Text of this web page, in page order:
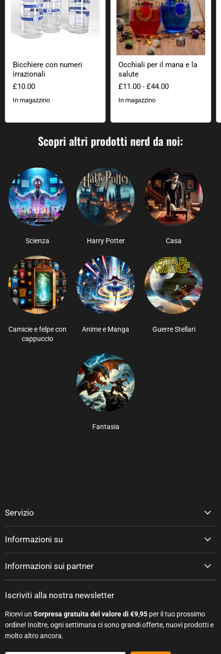
Bicchiere con numeri
irrazionali
£10.00
In magazzino
Occhiali per il mana e la
salute
£11.00 - £44.00
In magazzino
Scopri altri prodotti nerd da noi:
Scienza Harry Potter Casa
Camicie e felpe con
cappuccio
Anime e Manga Guerre Stellari
Fantasia
Servizio
Informazioni su
Informazioni sui partner
Iscriviti alla nostra newsletter
Ricevi un Sorpresa gratuita del valore di €9,95 per il tuo prossimo
ordine! Inoltre, ogni settimana ci sono grandi offerte, nuovi prodotti e
molto altro ancora.